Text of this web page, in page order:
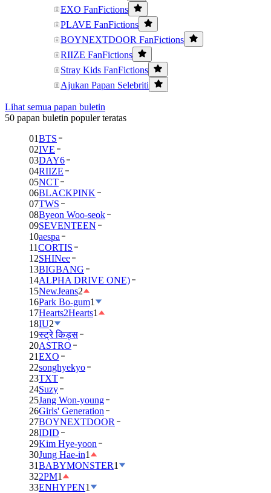
EXO FanFictions
PLAVE FanFictions
BOYNEXTDOOR FanFictions
RIIZE FanFictions
Stray Kids FanFictions
Ajukan Papan Selebriti
Lihat semua papan buletin
50 papan buletin populer teratas
01BTS
02IVE
03DAY6
04RIIZE
05NCT
06BLACKPINK
07TWS
08Byeon Woo-seok
09SEVENTEEN
10aespa
11CORTIS
12SHINee
13BIGBANG
14ALPHA DRIVE ONE)
15NewJeans2
16Park Bo-gum1
17Hearts2Hearts1
18IU2
19स्ट्रे किड्स
20ASTRO
21EXO
22songhyekyo
23TXT
24Suzy
25Jang Won-young
26Girls' Generation
27BOYNEXTDOOR
28IDID
29Kim Hye-yoon
30Jung Hae-in1
31BABYMONSTER1
322PM1
33ENHYPEN1